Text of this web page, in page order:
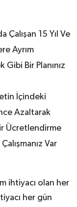
Çalışan 15 Yıl Ve
Ayrım
Gibi Bir Planınız
İçindeki
Azaltarak
Ücretlendirme
Var
ihtiyacı olan her
her gün